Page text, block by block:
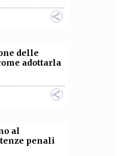
delle
adottarla
al
penali